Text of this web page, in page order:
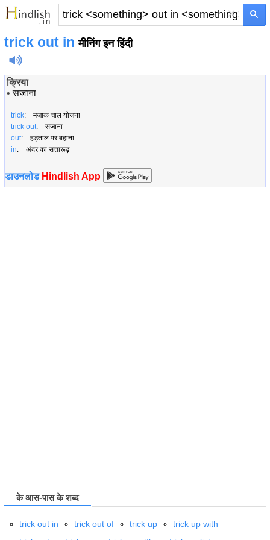
×
trick out inमीनिंग इन हिंदी
क्रिया
•सजाना
trick: मज़ाक चाल योजना
trick out: सजाना
out: हड़ताल पर बहाना
in: अंदर का सत्तारूढ़
डाउनलोड Hindlish App
के आस-पास के शब्द
trick out in trick out of trick up trick up with